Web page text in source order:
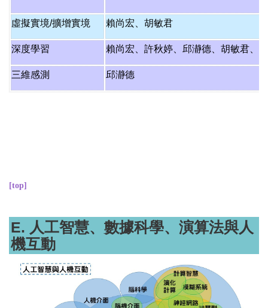
虛擬實境/擴增實境 賴尚宏 、胡敏君
深度學習 賴尚宏、許秋婷、邱瀞德、胡敏君、
三維感測 邱瀞德
[top]
E. 人工智慧、數據科學、演算法與人
機互動